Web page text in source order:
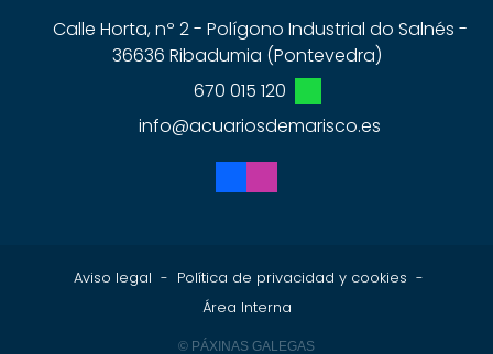
Calle Horta, nº 2 - Polígono Industrial do Salnés -
36636 Ribadumia (Pontevedra)
670 015 120
info@acuariosdemarisco.es
Aviso legal - Política de privacidad y cookies -
Área Interna
© PÁXINAS GALEGAS